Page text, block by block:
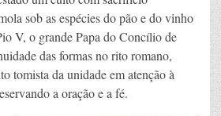
sob as espécies do pão e do vinho
V, o grande Papa do Concílio de
das formas no rito romano,
tomista da unidade em atenção à
a oração e a fé.